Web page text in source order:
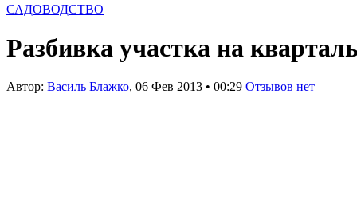
САДОВОДСТВО
Разбивка участка на
Автор: Василь Блажко, 06 Фев 2013 • 00:29 Отзывов нет